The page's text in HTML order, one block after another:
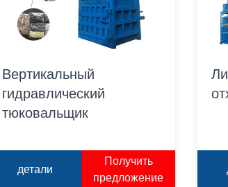
Вертикальный
гидравлический
тюковальщик
детали
Получить
предложение